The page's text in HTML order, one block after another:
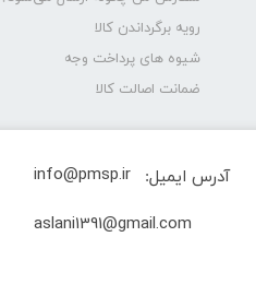
رویه برگرداندن کالا
شیوه های پرداخت وجه
ضمانت اصالت کالا
آدرس ایمیل:
info@pmsp.ir
​aslani1391@gmail.com